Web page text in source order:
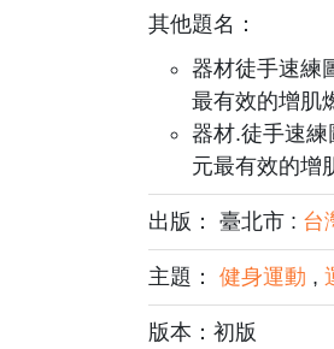
其他題名：
器材徒手速練
最有效的增肌
器材.徒手速
元最有效的增
出版： 臺北市 : 台
主題：健身運動 ,
版本：初版